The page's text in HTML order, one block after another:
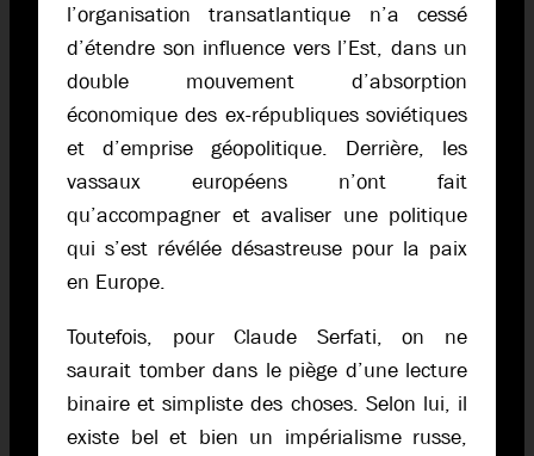
l’organisation transatlantique n’a cessé
d’étendre son influence vers l’Est, dans un
double mouvement d’absorption
économique des ex-républiques soviétiques
et d’emprise géopolitique. Derrière, les
vassaux européens n’ont fait
qu’accompagner et avaliser une politique
qui s’est révélée désastreuse pour la paix
en Europe.
Toutefois, pour Claude Serfati, on ne
saurait tomber dans le piège d’une lecture
binaire et simpliste des choses. Selon lui, il
existe bel et bien un impérialisme russe,